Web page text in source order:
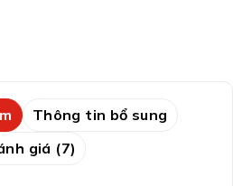
Thông tin bổ sung
giá (7)